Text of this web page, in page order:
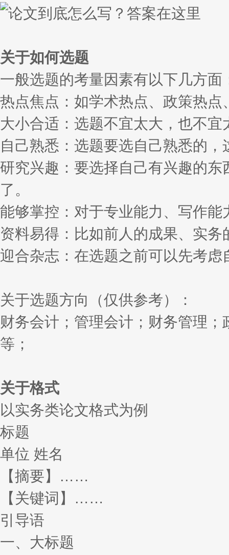
关于如何选题
一般选题的考量因素有以下几方面
热点焦点：如学术热点、政策热点
大小合适：选题不宜太大，也不
自己熟悉：选题要选自己熟悉的
研究兴趣：要选择自己有兴趣的
了。
能够掌控：对于专业能力、写作能
资料易得：比如前人的成果、实务
迎合杂志：在选题之前可以先考
关于选题方向（仅供参考）：
财务会计；管理会计；财务管理
等；
关于格式
以实务类论文格式为例
标题
单位 姓名
【摘要】……
【关键词】……
引导语
一、大标题